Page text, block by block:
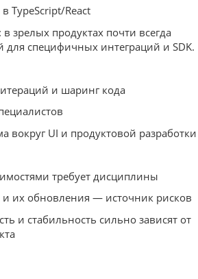
TypeScript/React
зрелых продуктах почти всегда
для специфичных интеграций и SDK.
и шаринг кода
вокруг UI и продуктовой разработки
требует дисциплины
их обновления — источник рисков
и стабильность сильно зависят от